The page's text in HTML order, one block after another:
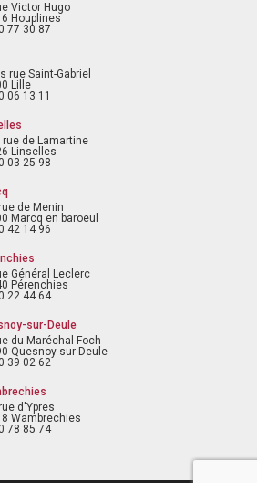
Victor Hugo
Houplines
77 30 87
rue Saint-Gabriel
Lille
06 13 11
rue de Lamartine
Linselles
03 25 98
de Menin
Marcq en baroeul
42 14 96
Général Leclerc
Pérenchies
22 44 64
sur-Deule
du Maréchal Foch
Quesnoy-sur-Deule
39 02 62
d'Ypres
Wambrechies
78 85 74